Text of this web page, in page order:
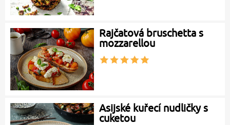
Rajčatová bruschetta s
mozzarellou
Asijské kuřecí nudličky s
cuketou